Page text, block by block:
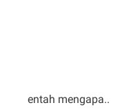
entah mengapa..